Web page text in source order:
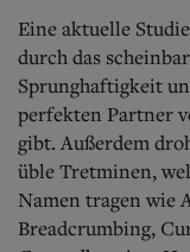
Eine aktuelle
durch das
Sprunghaftigkeit
perfekten Partner
gibt. Außerdem
üble Tretminen,
Namen tragen wie
Breadcrumbing,